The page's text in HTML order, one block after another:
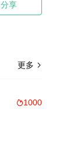
分享
更多 
1000